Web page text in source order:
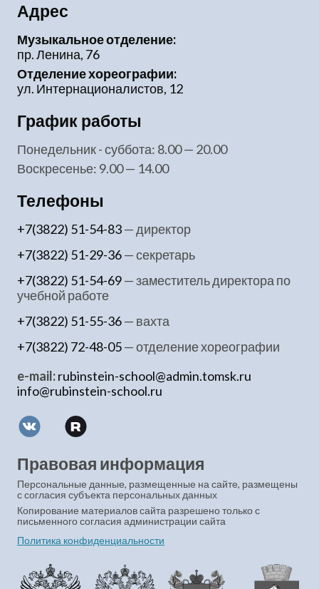
Адрес
Музыкальное отделение:
пр. Ленина, 76
Отделение хореографии:
ул. Интернационалистов, 12
График работы
понедельник - суббота: 8.00 — 20.00
воскресенье: 9.00 — 14.00
Телефоны
+7(3822) 51-54-83— директор
+7(3822) 51-29-36— секретарь
+7(3822) 51-54-69— заместитель директора по
учебной работе
+7(3822) 51-55-36— вахта
+7(3822) 72-48-05— отделение хореографии
e-mail:rubinstein-school@admin.tomsk.ru
info@rubinstein-school.ru
Правовая информация
Персональные данные, размещенные на сайте, размещены
с согласия субъекта персональных данных
Копирование материалов сайта разрешено только с
письменного согласия администрации сайта
Политика конфиденциальности